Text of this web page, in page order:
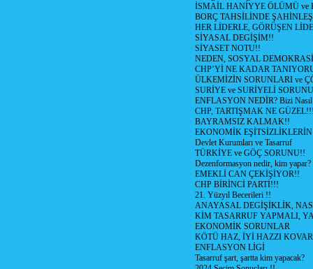
İSMAİL HANİYYE ÖLÜMÜ ve
BORÇ TAHSİLİNDE
HER LİDERLE, GÖRÜŞEN
SİYASAL DEGİŞİM!!
SİYASET NOTU!!
NEDEN, SOSYAL
CHP’Yİ NE KADAR
ÜLKEMİZİN SORUNLARI ve
SURİYE ve SURİYELİ
ENFLASYON NEDİR? Bizi
CHP, TARTIŞMAK NE
BAYRAMSIZ KALMAK!!
EKONOMİK
Devlet Kurumları ve Tasarruf
TÜRKİYE ve GÖÇ SORUNU!!
Dezenformasyon nedir, kim yapar?
EMEKLİ CAN ÇEKİŞİYOR!!
CHP BİRİNCİ PARTİ!!!
21. Yüzyıl Becerileri !!
ANAYASAL DEGİŞİKLİK,
KİM TASARRUF YAPMALI,
EKONOMİK SORUNLAR
KÖTÜ HAZ, İYİ HAZZI
ENFLASYON LİGİ
Tasarruf şart, şartta kim yapacak?